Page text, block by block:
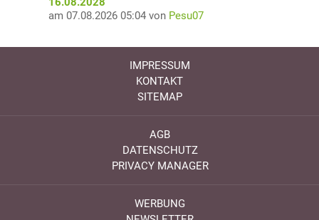
am 07.08.2026 05:04 von Pesu07
IMPRESSUM
KONTAKT
SITEMAP
AGB
DATENSCHUTZ
PRIVACY MANAGER
WERBUNG